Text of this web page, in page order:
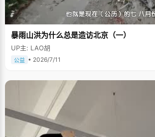
暴雨山洪为什么总是造访北京（一）
UP主: LAO胡
公益 • 2026/7/11